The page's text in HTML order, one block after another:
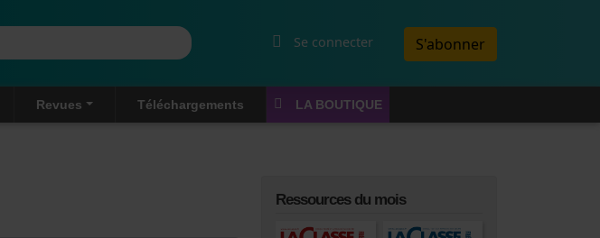
Menu du compte de l'utilisateur
Se connecter S'abonner
Revues Téléchargements LA BOUTIQUE
Ressources du mois